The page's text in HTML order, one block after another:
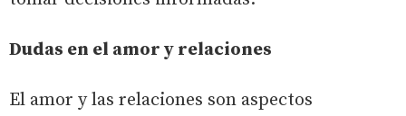
Dudas en el amor y relaciones
El amor y las relaciones son aspectos